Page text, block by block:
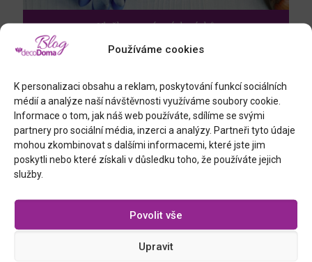
Používáme cookies
K personalizaci obsahu a reklam, poskytování funkcí sociálních
médií a analýze naší návštěvnosti využíváme soubory cookie.
Informace o tom, jak náš web používáte, sdílíme se svými
partnery pro sociální média, inzerci a analýzy. Partneři tyto údaje
mohou zkombinovat s dalšími informacemi, které jste jim
poskytli nebo které získali v důsledku toho, že používáte jejich
služby.
Povolit vše
Upravit
Vločka z papírových pásků